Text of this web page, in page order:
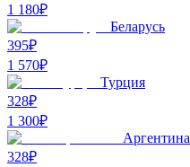
1 180₽
Беларусь
395₽
1 570₽
Турция
328₽
1 300₽
Аргентина
328₽